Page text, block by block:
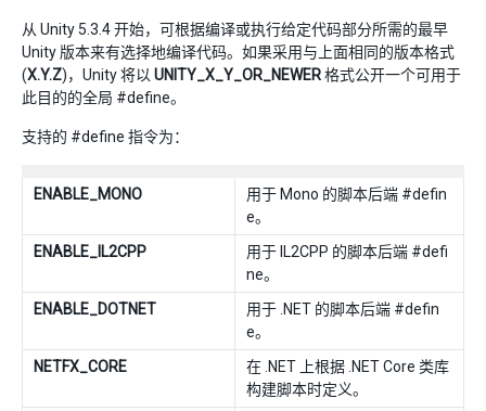
从 Unity 5.3.4 开始，可根据编译或执行给定代码部分所需的最早
Unity 版本来有选择地编译代码。如果采用与上面相同的版本格式
(X.Y.Z)，Unity 将以 UNITY_X_Y_OR_NEWER格式公开一个可用于
此目的的全局 #define。
支持的 #define 指令为：
ENABLE_MONO
用于 Mono 的脚本后端 #defin
e。
ENABLE_IL2CPP
用于 IL2CPP 的脚本后端 #defi
ne。
ENABLE_DOTNET
用于 .NET 的脚本后端 #defin
e。
NETFX_CORE
在 .NET 上根据 .NET Core 类库
构建脚本时定义。